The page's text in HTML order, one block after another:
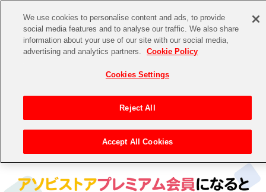
CHANNEL STORE EVENT
アイドルマスターシリーズ
アイドルマスター
アイドルマスター ミリオンライブ！
イベントグッズ
トイ・ホビー
アイドルマスター シリーズ> 学園アイドルマスター
We use cookies to personalise content and ads, to provide
social media features and to analyse our traffic. We also share
information about your use of our site with our social media,
advertising and analytics partners.
Cookie Policy
Cookies Settings
Reject All
Accept All Cookies